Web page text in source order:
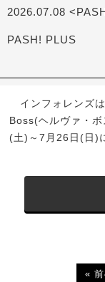
2026.07.08
PASH! PLUS
インフォレンズ
Boss(ヘルヴァ・
(土)～7月26日(日)
«